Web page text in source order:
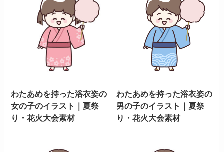
わたあめを持った浴衣姿の
女の子のイラスト｜夏祭
り・花火大会素材
わたあめを持った浴衣姿の
男の子のイラスト｜夏祭
り・花火大会素材